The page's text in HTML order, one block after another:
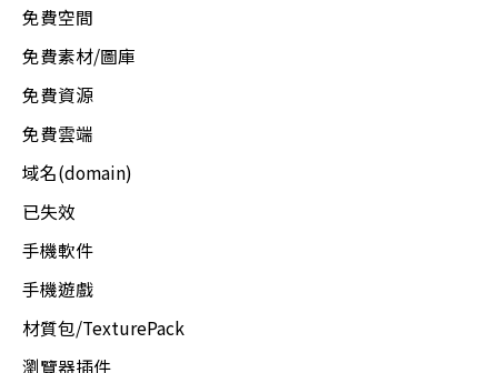
免費空間
免費素材/圖庫
免費資源
免費雲端
域名(domain)
已失效
手機軟件
手機遊戲
材質包/TexturePack
瀏覽器插件